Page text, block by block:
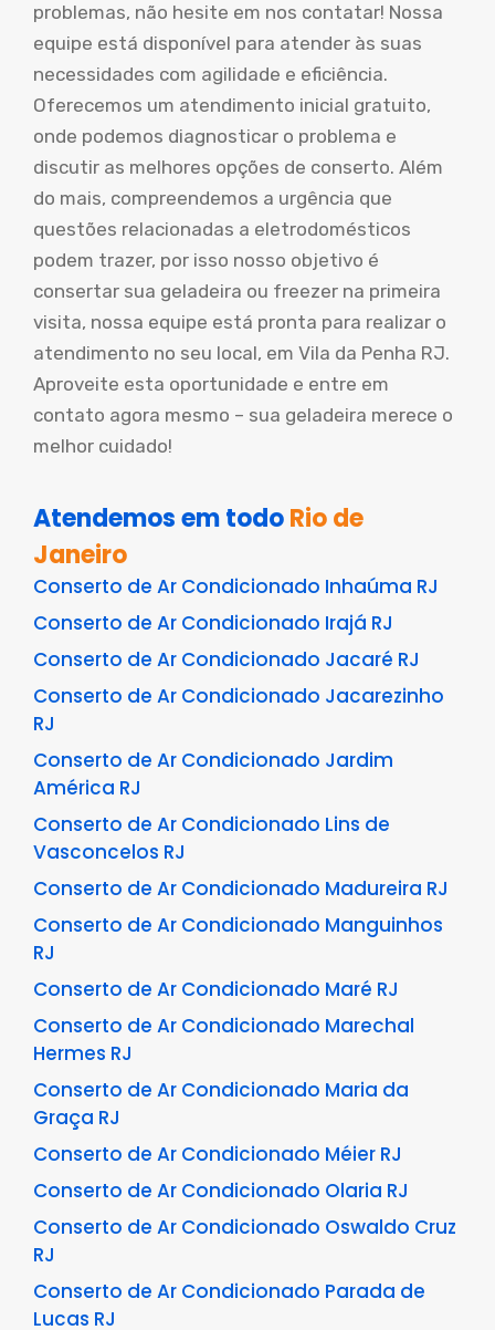
problemas, não hesite em nos contatar! Nossa
equipe está disponível para atender às suas
necessidades com agilidade e eficiência.
Oferecemos um atendimento inicial gratuito,
onde podemos diagnosticar o problema e
discutir as melhores opções de conserto. Além
do mais, compreendemos a urgência que
questões relacionadas a eletrodomésticos
podem trazer, por isso nosso objetivo é
consertar sua geladeira ou freezer na primeira
visita, nossa equipe está pronta para realizar o
atendimento no seu local, em Vila da Penha RJ.
Aproveite esta oportunidade e entre em
contato agora mesmo – sua geladeira merece o
melhor cuidado!
Atendemos em todoRio de
Janeiro
Conserto de Ar Condicionado Inhaúma RJ
Conserto de Ar Condicionado Irajá RJ
Conserto de Ar Condicionado Jacaré RJ
Conserto de Ar Condicionado Jacarezinho
RJ
Conserto de Ar Condicionado Jardim
América RJ
Conserto de Ar Condicionado Lins de
Vasconcelos RJ
Conserto de Ar Condicionado Madureira RJ
Conserto de Ar Condicionado Manguinhos
RJ
Conserto de Ar Condicionado Maré RJ
Conserto de Ar Condicionado Marechal
Hermes RJ
Conserto de Ar Condicionado Maria da
Graça RJ
Conserto de Ar Condicionado Méier RJ
Conserto de Ar Condicionado Olaria RJ
Conserto de Ar Condicionado Oswaldo Cruz
RJ
Conserto de Ar Condicionado Parada de
Lucas RJ